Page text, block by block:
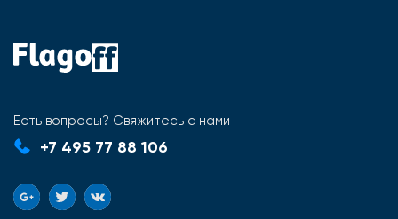
Есть вопросы? Свяжитесь с нами
+7 495 77 88 106